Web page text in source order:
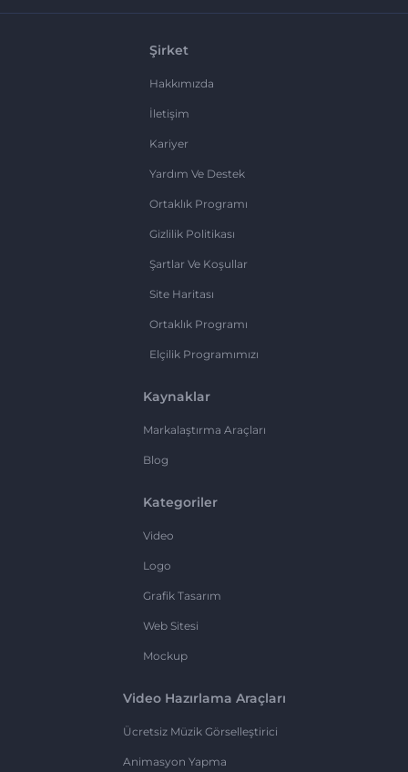
Şirket
Hakkımızda
İletişim
Kariyer
Yardım Ve Destek
Ortaklık Programı
Gizlilik Politikası
Şartlar Ve Koşullar
Site Haritası
Ortaklık Programı
Elçilik Programımızı
Kaynaklar
Markalaştırma Araçları
Blog
Kategoriler
Video
Logo
Grafik Tasarım
Web Sitesi
Mockup
Video Hazırlama Araçları
Ücretsiz Müzik Görselleştirici
Animasyon Yapma